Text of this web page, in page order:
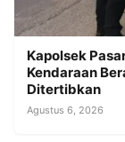
Kapolsek
Kendaraan
Ditertibkan
Agustus 6, 2026